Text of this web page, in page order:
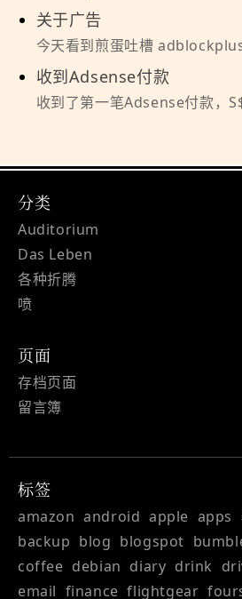
关于广告
今天看到煎蛋吐槽 adblockplus
收到Adsense付款
收到了第一笔Adsense付款，
分类
Auditorium
Das Leben
各种折腾
喷
页面
存档页面
留言簿
标签
amazon android apple apps
backup blog blogspot
coffee debian diary drink
email finance flightgear